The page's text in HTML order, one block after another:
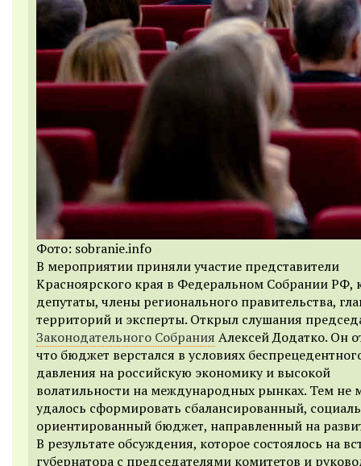
Фото: sobranie.info
В мероприятии приняли участие представители
Красноярского края в Федеральном Собрании РФ,
депутаты, члены регионального правительства,
территорий и эксперты. Открыл слушания
Законодательного Собрания Алексей Додатко. Он
что бюджет верстался в условиях
давления на российскую экономику и высокой
волатильности на международных рынках. Тем не
удалось сформировать сбалансированный,
ориентированный бюджет, направленный на
В результате обсуждения, которое состоялось на
губернатора с председателями комитетов и